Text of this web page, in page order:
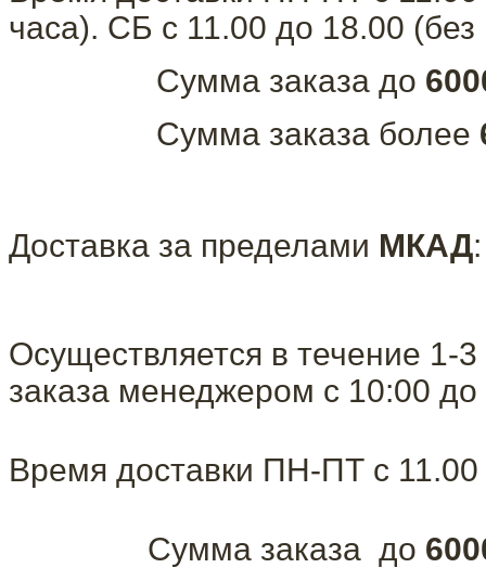
часа). СБ с 11.00 до 18.00
Сумма заказа до
Сумма заказа более
Доставка за пределами МКАД:
Осуществляется в течение 1-
заказа менеджером с 10:00 до
Время доставки ПН-ПТ с
Сумма заказа до